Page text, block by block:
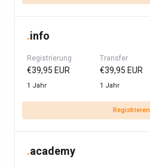
.info
Registrierung
€39,95 EUR
1 Jahr
Transfer
€39,95 EUR
1 Jahr
Registrieren
.academy